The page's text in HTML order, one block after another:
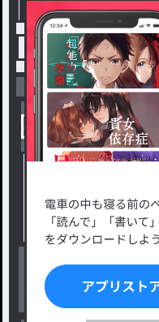
トップ デスゲ
小説を探す
新着小説一覧
小説コンテスト応募・公
出版・メディアミックス